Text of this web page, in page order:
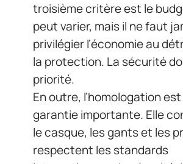
troisième critère est le
peut varier, mais il ne faut
privilégier l’économie au
la protection. La sécurité
priorité.
En outre, l’homologation
garantie importante. Elle
le casque, les gants et les
respectent les standards